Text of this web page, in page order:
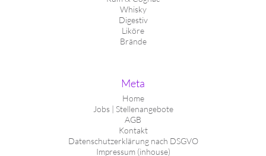
Whisky
Digestiv
Liköre
Brände
Meta
Home
Jobs | Stellenangebote
AGB
Kontakt
Datenschutzerklärung nach DSGVO
Impressum (inhouse)